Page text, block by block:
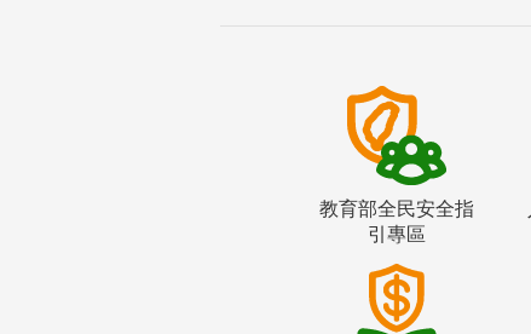
教育部全民安全指
引專區